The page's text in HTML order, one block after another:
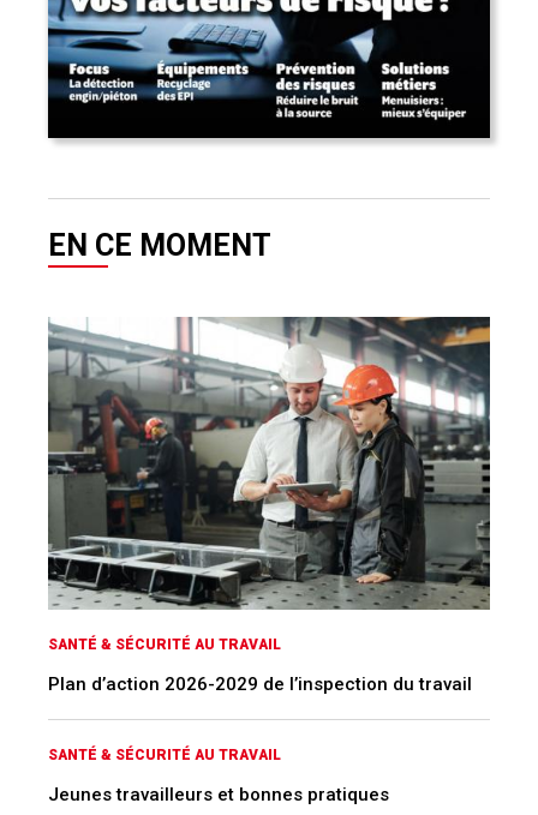
EN CE MOMENT
SANTÉ & SÉCURITÉ AU TRAVAIL
Plan d’action 2026-2029 de l’inspection du travail
SANTÉ & SÉCURITÉ AU TRAVAIL
Jeunes travailleurs et bonnes pratiques